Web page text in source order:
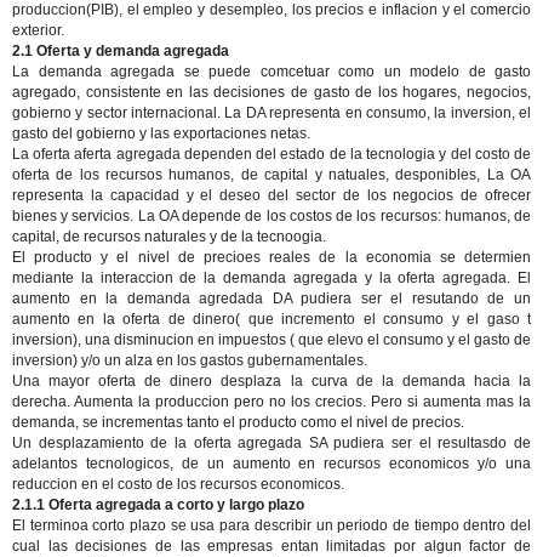
produccion(PIB), el empleo y desempleo, los precios e inflacion y el comercio
exterior.
2.1 Oferta y demanda agregada
La demanda agregada se puede comcetuar como un modelo de gasto
agregado, consistente en las decisiones de gasto de los hogares, negocios,
gobierno y sector internacional. La DA representa en consumo, la inversion, el
gasto del gobierno y las exportaciones netas.
La oferta aferta agregada dependen del estado de la tecnologia y del costo de
oferta de los recursos humanos, de capital y natuales, desponibles, La OA
representa la capacidad y el deseo del sector de los negocios de ofrecer
bienes y servicios. La OA depende de los costos de los recursos: humanos, de
capital, de recursos naturales y de la tecnoogia.
El producto y el nivel de precioes reales de la economia se determien
mediante la interaccion de la demanda agregada y la oferta agregada. El
aumento en la demanda agredada DA pudiera ser el resutando de un
aumento en la oferta de dinero( que incremento el consumo y el gaso t
inversion), una disminucion en impuestos ( que elevo el consumo y el gasto de
inversion) y/o un alza en los gastos gubernamentales.
Una mayor oferta de dinero desplaza la curva de la demanda hacia la
derecha. Aumenta la produccion pero no los crecios. Pero si aumenta mas la
demanda, se incrementas tanto el producto como el nivel de precios.
Un desplazamiento de la oferta agregada SA pudiera ser el resultasdo de
adelantos tecnologicos, de un aumento en recursos economicos y/o una
reduccion en el costo de los recursos economicos.
2.1.1 Oferta agregada a corto y largo plazo
El terminoa corto plazo se usa para describir un periodo de tiempo dentro del
cual las decisiones de las empresas entan limitadas por algun factor de